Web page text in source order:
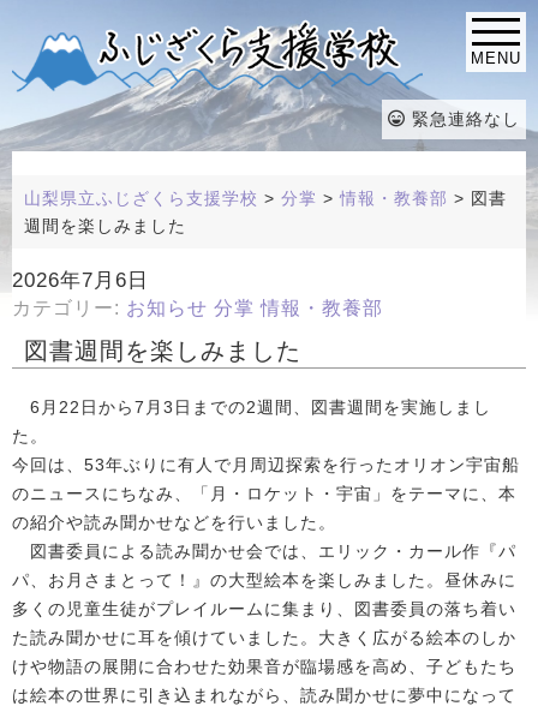
MENU
緊急連絡なし
山梨県立ふじざくら支援学校 > 分掌 >情報・教養部 > 図書
週間を楽しみました
2026年7月6日
カテゴリー: お知らせ 分掌 情報・教養部
図書週間を楽しみました
6月22日から7月3日までの2週間、図書週間を実施しまし
た。
今回は、53年ぶりに有人で月周辺探索を行ったオリオン宇宙船
のニュースにちなみ、「月・ロケット・宇宙」をテーマに、本
の紹介や読み聞かせなどを行いました。
図書委員による読み聞かせ会では、エリック・カール作『パ
パ、お月さまとって！』の大型絵本を楽しみました。昼休みに
多くの児童生徒がプレイルームに集まり、図書委員の落ち着い
た読み聞かせに耳を傾けていました。大きく広がる絵本のしか
けや物語の展開に合わせた効果音が臨場感を高め、子どもたち
は絵本の世界に引き込まれながら、読み聞かせに夢中になって